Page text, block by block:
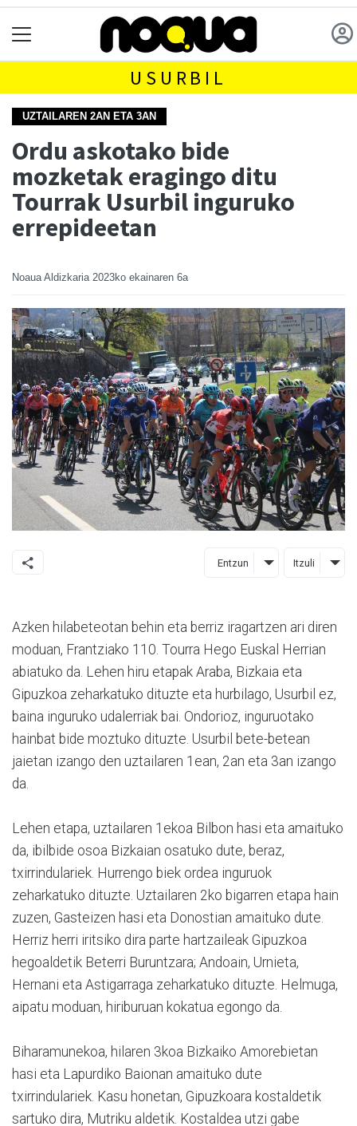
USURBIL
UZTAILAREN 2AN ETA 3AN
Ordu askotako bide
mozketak eragingo ditu
Tourrak Usurbil inguruko
errepideetan
Noaua Aldizkaria 2023ko ekainaren 6a
Entzun Itzuli
Azken hilabeteotan behin eta berriz iragartzen ari diren
moduan, Frantziako 110. Tourra Hego Euskal Herrian
abiatuko da. Lehen hiru etapak Araba, Bizkaia eta
Gipuzkoa zeharkatuko dituzte eta hurbilago, Usurbil ez,
baina inguruko udalerriak bai. Ondorioz, inguruotako
hainbat bide moztuko dituzte. Usurbil bete-betean
jaietan izango den uztailaren 1ean, 2an eta 3an izango
da.
Lehen etapa, uztailaren 1ekoa Bilbon hasi eta amaituko
da, ibilbide osoa Bizkaian osatuko dute, beraz,
txirrindulariek. Hurrengo biek ordea inguruok
zeharkatuko dituzte. Uztailaren 2ko bigarren etapa hain
zuzen, Gasteizen hasi eta Donostian amaituko dute.
Herriz herri iritsiko dira parte hartzaileak Gipuzkoa
hegoaldetik Beterri Buruntzara; Andoain, Urnieta,
Hernani eta Astigarraga zeharkatuko dituzte. Helmuga,
aipatu moduan, hiriburuan kokatua egongo da.
Biharamunekoa, hilaren 3koa Bizkaiko Amorebietan
hasi eta Lapurdiko Baionan amaituko dute
txirrindulariek. Kasu honetan, Gipuzkoara kostaldetik
sartuko dira, Mutriku aldetik. Kostaldea utzi gabe